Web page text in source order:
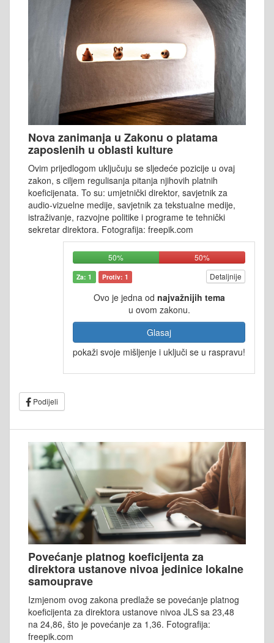
Nova zanimanja u Zakonu o platama
zaposlenih u oblasti kulture
Ovim prijedlogom uključuju se sljedeće pozicije u ovaj
zakon, s ciljem regulisanja pitanja njihovih platnih
koeficijenata. To su: umjetnički direktor, savjetnik za
audio-vizuelne medije, savjetnik za tekstualne medije,
istraživanje, razvojne politike i programe te tehnički
sekretar direktora. Fotografija: freepik.com
50% 50%
Za: 1 Protiv: 1 Detaljnije
Ovo je jedna od najvažnijih tema
u ovom zakonu.
Glasaj
pokaži svoje mišljenje i uključi se u raspravu!
Podijeli
Povećanje platnog koeficijenta za
direktora ustanove nivoa jedinice lokalne
samouprave
Izmjenom ovog zakona predlaže se povećanje platnog
koeficijenta za direktora ustanove nivoa JLS sa 23,48
na 24,86, što je povećanje za 1,36. Fotografija:
freepik.com